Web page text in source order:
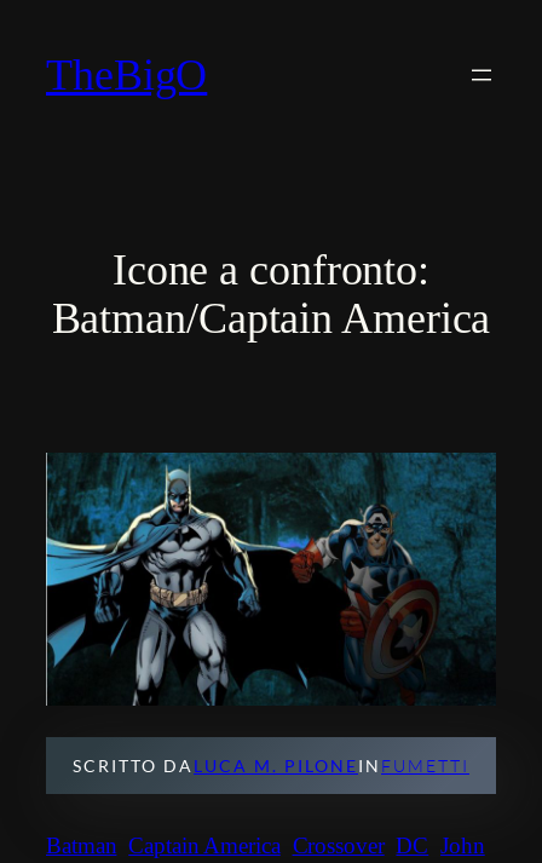
contenuto
TheBigO
Icone a confronto:
Batman/Captain America
SCRITTO DA LUCA M. PILONEIN FUMETTI
Batman Captain America Crossover DC John